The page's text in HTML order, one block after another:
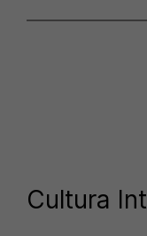
Cultura